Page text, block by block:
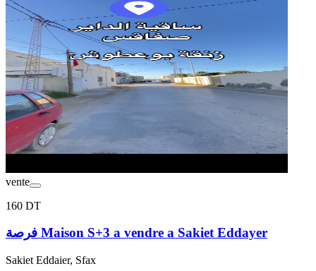
vente
160 DT
فرصة Maison S+3 a vendre a Sakiet Eddayer
Sakiet Eddaier, Sfax